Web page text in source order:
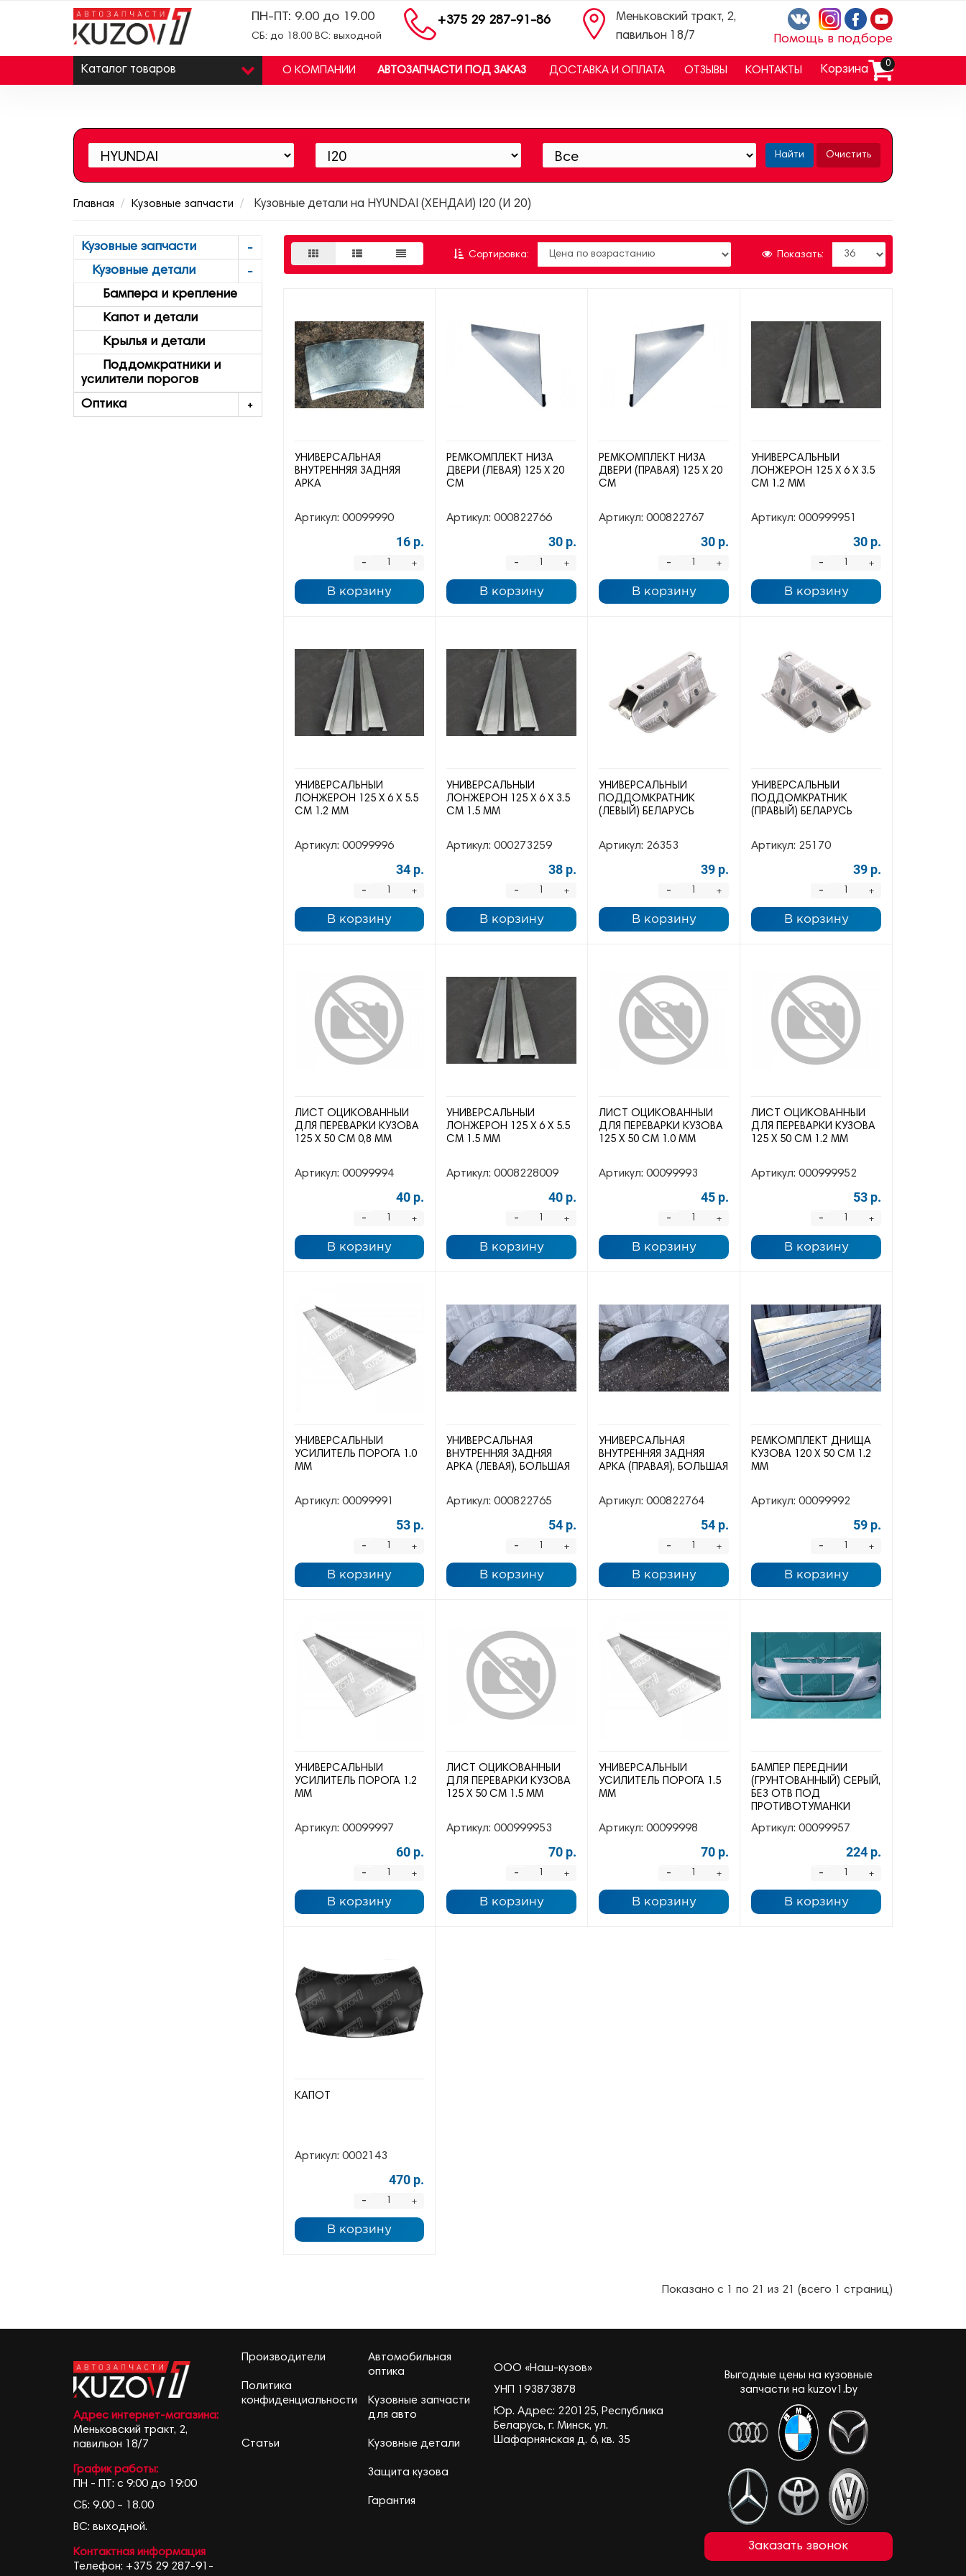
Помощь в подборе
Меньковский тракт, 2,
павильон 18/7
+375 29 287-91-86
ПН-ПТ: 9.00 до 19.00
СБ: до 18.00 ВС: выходной
Каталог товаров О КОМПАНИИ АВТОЗАПЧАСТИ ПОД ЗАКАЗ ДОСТАВКА И ОПЛАТА ОТЗЫВЫ КОНТАКТЫ Корзина 0
Найти Очистить
Главная Кузовные запчасти Кузовные детали на HYUNDAI (ХЕНДАЙ) I20 (И 20)
Кузовные запчасти
Кузовные детали
Бампера и крепление
Капот и детали
Крылья и детали
Поддомкратники и
усилители порогов
Оптика
Сортировка: Показать:
УНИВЕРСАЛЬНАЯ
ВНУТРЕННЯЯ ЗАДНЯЯ
АРКА
Артикул: 00099990
16 р.
+
-
В корзину
РЕМКОМПЛЕКТ НИЗА
ДВЕРИ (ЛЕВАЯ) 125 Х 20
СМ
Артикул: 000822766
30 р.
+
-
В корзину
РЕМКОМПЛЕКТ НИЗА
ДВЕРИ (ПРАВАЯ) 125 Х 20
СМ
Артикул: 000822767
30 р.
+
-
В корзину
УНИВЕРСАЛЬНЫЙ
ЛОНЖЕРОН 125 Х 6 Х 3.5
СМ 1.2 ММ
Артикул: 000999951
30 р.
+
-
В корзину
УНИВЕРСАЛЬНЫЙ
ЛОНЖЕРОН 125 Х 6 Х 5.5
СМ 1.2 ММ
Артикул: 00099996
34 р.
+
-
В корзину
УНИВЕРСАЛЬНЫЙ
ЛОНЖЕРОН 125 Х 6 Х 3.5
СМ 1.5 ММ
Артикул: 000273259
38 р.
+
-
В корзину
УНИВЕРСАЛЬНЫЙ
ПОДДОМКРАТНИК
(ЛЕВЫЙ) БЕЛАРУСЬ
Артикул: 26353
39 р.
+
-
В корзину
УНИВЕРСАЛЬНЫЙ
ПОДДОМКРАТНИК
(ПРАВЫЙ) БЕЛАРУСЬ
Артикул: 25170
39 р.
+
-
В корзину
ЛИСТ ОЦИКОВАННЫЙ
ДЛЯ ПЕРЕВАРКИ КУЗОВА
125 Х 50 СМ 0,8 ММ
Артикул: 00099994
40 р.
+
-
В корзину
УНИВЕРСАЛЬНЫЙ
ЛОНЖЕРОН 125 Х 6 Х 5.5
СМ 1.5 ММ
Артикул: 0008228009
40 р.
+
-
В корзину
ЛИСТ ОЦИКОВАННЫЙ
ДЛЯ ПЕРЕВАРКИ КУЗОВА
125 Х 50 СМ 1.0 ММ
Артикул: 00099993
45 р.
+
-
В корзину
ЛИСТ ОЦИКОВАННЫЙ
ДЛЯ ПЕРЕВАРКИ КУЗОВА
125 Х 50 СМ 1.2 ММ
Артикул: 000999952
53 р.
+
-
В корзину
УНИВЕРСАЛЬНЫЙ
УСИЛИТЕЛЬ ПОРОГА 1.0
ММ
Артикул: 00099991
53 р.
+
-
В корзину
УНИВЕРСАЛЬНАЯ
ВНУТРЕННЯЯ ЗАДНЯЯ
АРКА (ЛЕВАЯ), БОЛЬШАЯ
Артикул: 000822765
54 р.
+
-
В корзину
УНИВЕРСАЛЬНАЯ
ВНУТРЕННЯЯ ЗАДНЯЯ
АРКА (ПРАВАЯ), БОЛЬШАЯ
Артикул: 000822764
54 р.
+
-
В корзину
РЕМКОМПЛЕКТ ДНИЩА
КУЗОВА 120 Х 50 СМ 1.2
ММ
Артикул: 00099992
59 р.
+
-
В корзину
УНИВЕРСАЛЬНЫЙ
УСИЛИТЕЛЬ ПОРОГА 1.2
ММ
Артикул: 00099997
60 р.
+
-
В корзину
ЛИСТ ОЦИКОВАННЫЙ
ДЛЯ ПЕРЕВАРКИ КУЗОВА
125 Х 50 СМ 1.5 ММ
Артикул: 000999953
70 р.
+
-
В корзину
УНИВЕРСАЛЬНЫЙ
УСИЛИТЕЛЬ ПОРОГА 1.5
ММ
Артикул: 00099998
70 р.
+
-
В корзину
БАМПЕР ПЕРЕДНИЙ
(ГРУНТОВАННЫЙ) СЕРЫЙ,
БЕЗ ОТВ ПОД
ПРОТИВОТУМАНКИ
Артикул: 00099957
224 р.
+
-
В корзину
КАПОТ
Артикул: 0002143
470 р.
+
-
В корзину
Показано с 1 по 21 из 21 (всего 1 страниц)
Адрес интернет-магазина:
Меньковский тракт, 2,
павильон 18/7
График работы:
ПН - ПТ: с 9:00 до 19:00
СБ: 9.00 – 18.00
ВС: выходной.
Контактная информация
Телефон: +375 29 287-91-
Производители
Политика
конфиденциальности
Статьи
Автомобильная
оптика
Кузовные запчасти
для авто
Кузовные детали
Защита кузова
Гарантия
ООО «Наш-кузов»
УНП 193873878
Юр. Адрес: 220125, Республика
Беларусь, г. Минск, ул.
Шафарнянская д. 6, кв. 35
Выгодные цены на кузовные
запчасти на kuzov1.by
Заказать звонок